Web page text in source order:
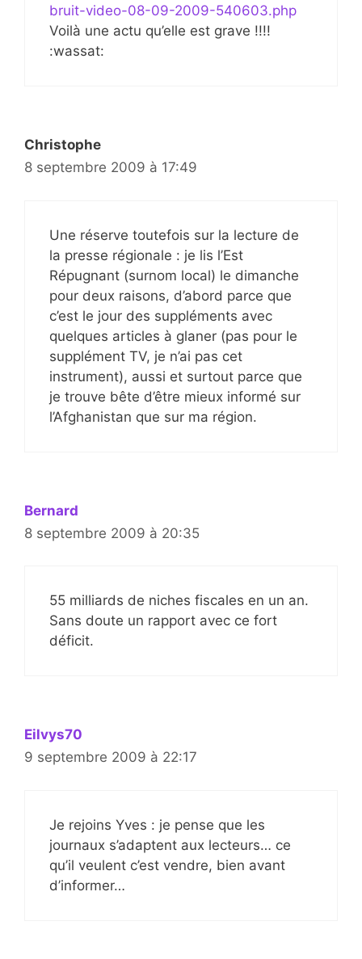
bruit-video-08-09-2009-540603.php
Voilà une actu qu’elle est grave !!!!
:wassat:
Christophe
8 septembre 2009 à 17:49
Une réserve toutefois sur la lecture de
la presse régionale : je lis l’Est
Répugnant (surnom local) le dimanche
pour deux raisons, d’abord parce que
c’est le jour des suppléments avec
quelques articles à glaner (pas pour le
supplément TV, je n’ai pas cet
instrument), aussi et surtout parce que
je trouve bête d’être mieux informé sur
l’Afghanistan que sur ma région.
Bernard
8 septembre 2009 à 20:35
55 milliards de niches fiscales en un an.
Sans doute un rapport avec ce fort
déficit.
Eilvys70
9 septembre 2009 à 22:17
Je rejoins Yves : je pense que les
journaux s’adaptent aux lecteurs… ce
qu’il veulent c’est vendre, bien avant
d’informer…